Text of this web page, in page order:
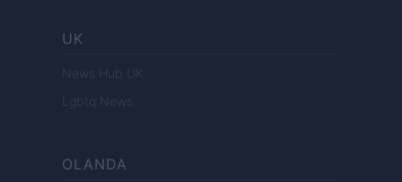
UK
News Hub UK
Lgbtq News
OLANDA